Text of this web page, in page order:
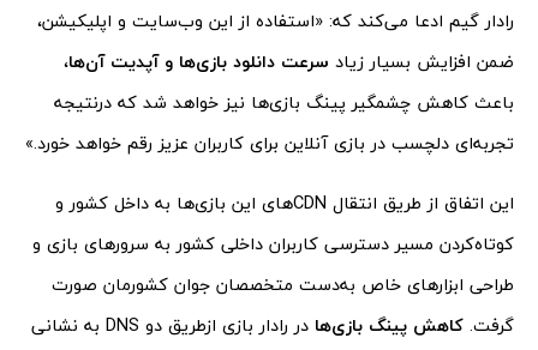
رادار گیم ادعا می‌کند که: «استفاده از این وب‌سایت و اپلیکیشن،
ضمن افزایش بسیار زیاد سرعت دانلود بازی‌ها و آپدیت آن‌ها،
باعث کاهش چشمگیر پینگ بازی‌ها نیز خواهد شد که در‌نتیجه
تجربه‌ای دلچسب در بازی آنلاین برای کاربران عزیز رقم خواهد خورد.»
این اتفاق از‌ طریق انتقال CDN‌های این بازی‌ها به داخل کشور و
کوتاه‌کردن مسیر دسترسی کاربران داخلی کشور به سرورهای بازی و
طراحی ابزارهای خاص به‌دست متخصصان جوان کشورمان صورت
گرفت. کاهش پینگ بازی‌ها
در رادار بازی از‌طریق دو DNS به نشانی